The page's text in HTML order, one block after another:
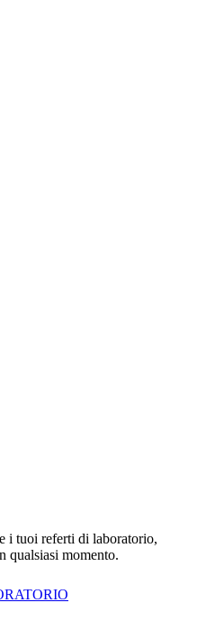
i tuoi referti di laboratorio,
qualsiasi momento.